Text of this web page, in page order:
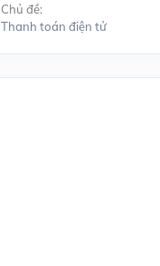
Chủ đề:
Thanh toán điện tử